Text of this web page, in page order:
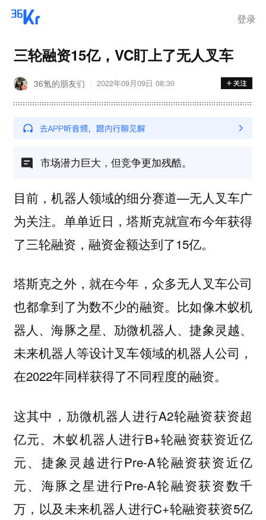
登录
三轮融资15亿，VC盯上了无人叉车
36氪的朋友们 2022年09月09日 08:30
市场潜力巨大，但竞争更加残酷。
目前，机器人领域的细分赛道—无人叉车广
为关注。单单近日，塔斯克就宣布今年获得
了三轮融资，融资金额达到了15亿。
塔斯克之外，就在今年，众多无人叉车公司
也都拿到了为数不少的融资。比如像木蚁机
器人、海豚之星、劢微机器人、捷象灵越、
未来机器人等设计叉车领域的机器人公司，
在2022年同样获得了不同程度的融资。
这其中，劢微机器人进行A2轮融资获资超
亿元、木蚁机器人进行B+轮融资获资近亿
元、捷象灵越进行Pre-A轮融资获资近亿
元、海豚之星进行Pre-A轮融资获资数千
万，以及未来机器人进行C+轮融资获资5亿